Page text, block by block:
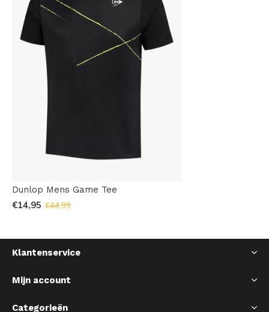
Dunlop Mens Game Tee
€14,95 €44,99
Klantenservice
Mijn account
Categorieën